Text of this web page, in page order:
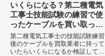
いくらになる？第二種電気
工事士技能試験の練習で使
ったケーブルを買い取って
もらった
第二種電気工事士の技能試験練習
後のケーブルを買取業者に持って
いたらいくらになるか検証してみ